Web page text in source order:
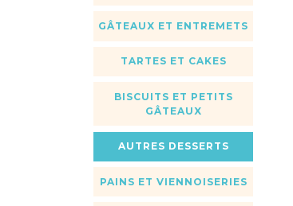
GÂTEAUX ET ENTREMETS
TARTES ET CAKES
BISCUITS ET PETITS
GÂTEAUX
AUTRES DESSERTS
PAINS ET VIENNOISERIES